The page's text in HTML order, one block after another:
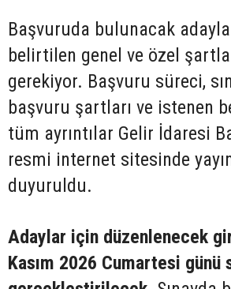
Başvuruda bulunacak
belirtilen genel ve özel
gerekiyor. Başvuru süreci,
başvuru şartları ve istenen
tüm ayrıntılar Gelir İdaresi
resmi internet sitesinde
duyuruldu.
Adaylar için düzenlenecek
Kasım 2026 Cumartesi günü